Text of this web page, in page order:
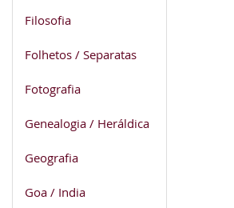
Filosofia
Folhetos / Separatas
Fotografia
Genealogia / Heráldica
Geografia
Goa / India